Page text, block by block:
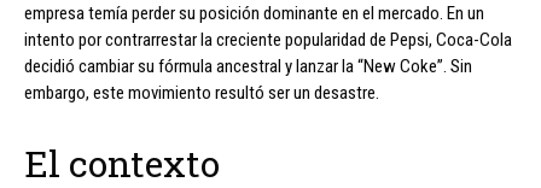
empresa temía perder su posición dominante en el mercado. En un
intento por contrarrestar la creciente popularidad de Pepsi, Coca-Cola
decidió cambiar su fórmula ancestral y lanzar la “New Coke”. Sin
embargo, este movimiento resultó ser un desastre.
El contexto